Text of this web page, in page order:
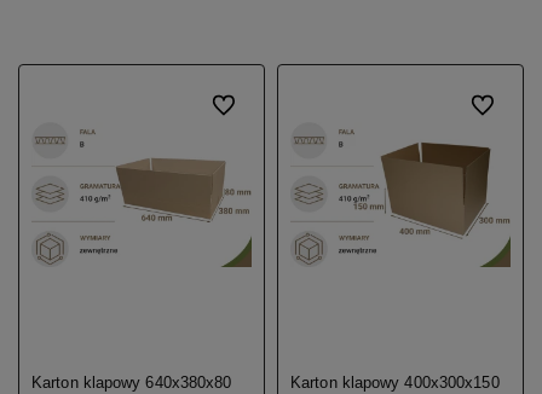
Karton klapowy 640x380x80
Do ulubionych
Karton klapowy 400x300x150
Do